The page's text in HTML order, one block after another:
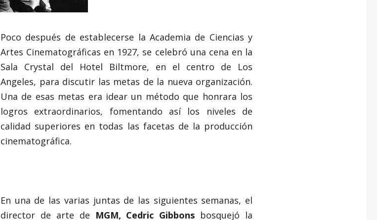
Poco después de establecerse la Academia de Ciencias y
Artes Cinematográficas en 1927, se celebró una cena en la
Sala Crystal del Hotel Biltmore, en el centro de Los
Angeles, para discutir las metas de la nueva organización.
Una de esas metas era idear un método que honrara los
logros extraordinarios, fomentando así los niveles de
calidad superiores en todas las facetas de la producción
cinematográfica.
En una de las varias juntas de las siguientes semanas, el
director de arte de MGM, Cedric Gibbons bosquejó la